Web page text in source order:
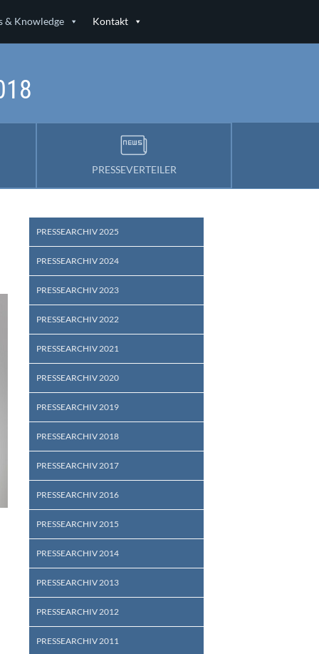
& Knowledge Kontakt
PRESSEVERTEILER
PRESSEARCHIV 2025
PRESSEARCHIV 2024
PRESSEARCHIV 2023
PRESSEARCHIV 2022
PRESSEARCHIV 2021
PRESSEARCHIV 2020
PRESSEARCHIV 2019
PRESSEARCHIV 2018
PRESSEARCHIV 2017
PRESSEARCHIV 2016
PRESSEARCHIV 2015
PRESSEARCHIV 2014
PRESSEARCHIV 2013
PRESSEARCHIV 2012
PRESSEARCHIV 2011